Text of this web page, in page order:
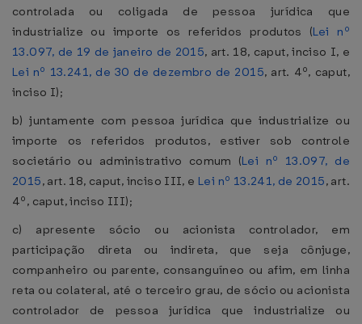
controlada ou coligada de pessoa jurídica que
industrialize ou importe os referidos produtos (Lei nº
13.097, de 19 de janeiro de 2015, art. 18, caput, inciso I, e
Lei nº 13.241, de 30 de dezembro de 2015, art. 4º, caput,
inciso I);
b) juntamente com pessoa jurídica que industrialize ou
importe os referidos produtos, estiver sob controle
societário ou administrativo comum (Lei nº 13.097, de
2015, art. 18, caput, inciso III, e Lei nº 13.241, de 2015, art.
4º, caput, inciso III);
c) apresente sócio ou acionista controlador, em
participação direta ou indireta, que seja cônjuge,
companheiro ou parente, consanguíneo ou afim, em linha
reta ou colateral, até o terceiro grau, de sócio ou acionista
controlador de pessoa jurídica que industrialize ou